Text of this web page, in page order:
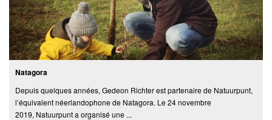
Natagora
Depuis quelques années, Gedeon Richter est partenaire de Natuurpunt,
l’équivalent néerlandophone de Natagora. Le 24 novembre
2019, Natuurpunt a organisé une ...